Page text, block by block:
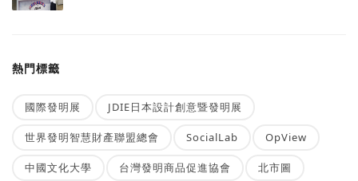
熱門標籤
國際發明展 JDIE日本設計創意暨發明展
世界發明智慧財產聯盟總會 SocialLab OpView
中國文化大學 台灣發明商品促進協會 北市圖